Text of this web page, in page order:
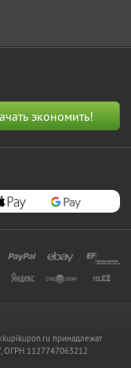
принадлежат
ОГРН 1127747063212